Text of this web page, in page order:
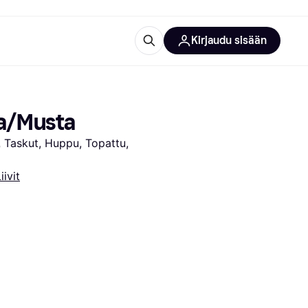
Kirjaudu sisään
Musta
Huppu, Topattu,